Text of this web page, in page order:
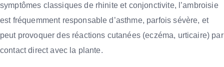
symptômes classiques de rhinite et conjonctivite, l’ambroisie
est fréquemment responsable d’asthme, parfois sévère, et
peut provoquer des réactions cutanées (eczéma, urticaire) par
contact direct avec la plante.